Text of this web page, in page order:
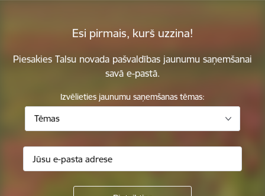
Esi pirmais, kurš uzzina!
Piesakies Talsu novada pašvaldības jaunumu saņemšanai
savā e-pastā.
Izvēlieties jaunumu saņemšanas tēmas:
Tēmas